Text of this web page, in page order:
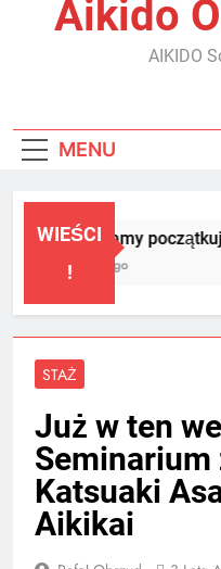
Aikido
AIKIDO
MENU
WIEŚCI
!
Zapraszamy
1 Miesiąc Ago
STAŻ
Już w ten
Seminarium
Katsuaki
Aikikai